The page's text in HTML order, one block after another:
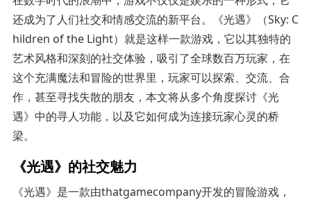
还成为了人们社交和情感交流的新平台。《光遇》（Sky: C
hildren of the Light）就是这样一款游戏，它以其独特的
艺术风格和深刻的社交体验，吸引了全球数百万玩家，在
这个充满魔法和冒险的世界里，玩家可以探索、交流、合
作，甚至寻找失散的朋友，本文将从多个角度探讨《光
遇》中的寻人功能，以及它如何成为连接玩家心灵的桥
梁。
《光遇》的社交魅力
《光遇》是一款由thatgamecompany开发的冒险游戏，